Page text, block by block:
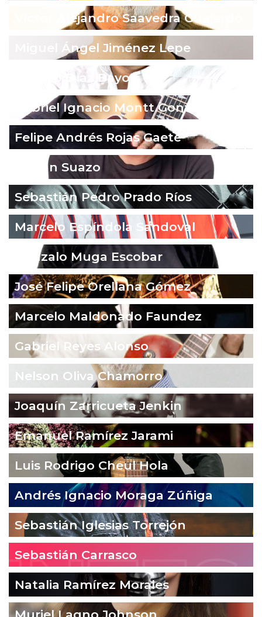
Víctor Alejandro Saavedra Guajardo
Miguel Ángel Jiménez Lepe
Ignacio Díaz Bayo
Gabriel Ignacio Montt González
Felipe Andrés Rojas Gaete
Fabián Suazo
Sebastián Pedro Prado Ríos
Marcelo Espíndola Sandoval
Gonzalo Muga Escobar
José Felipe Orellana Gómez
Marcelo Maldonado Faundez
Gabriel Reyes Alonso
Nelson Oliva Chamorro
Joaquín Zarricueta Jenkin
Emanuel Ramírez Jarami
Luis Rodrigo Cheul Hola
Andrés Ignacio Moraga Zúñiga
Sebastián Iglesias Torrejón
Sebastián Carrasco
Natalia Ramírez Morales